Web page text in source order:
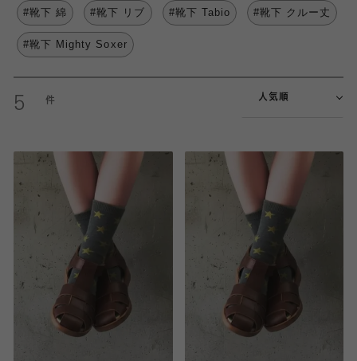
#靴下 綿 #靴下 リブ #靴下 Tabio #靴下 クルー丈
#靴下 Mighty Soxer
5 人気順